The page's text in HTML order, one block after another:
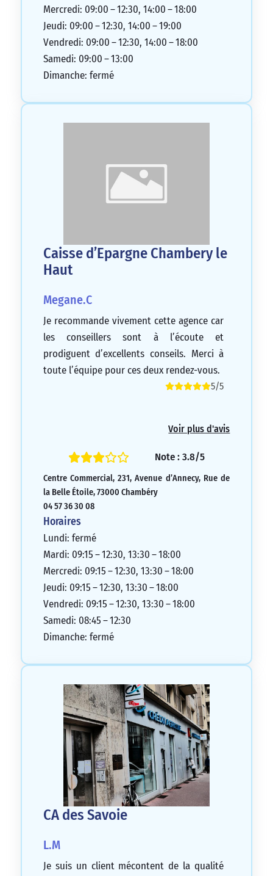
Mercredi: 09:00 – 12:30, 14:00 – 18:00
Jeudi: 09:00 – 12:30, 14:00 – 19:00
Vendredi: 09:00 – 12:30, 14:00 – 18:00
Samedi: 09:00 – 13:00
Dimanche: fermé
Caisse d’Epargne Chambery le
Haut
Megane.C
Je recommande vivement cette agence car
les conseillers sont à l’écoute et
prodiguent d’excellents conseils. Merci à
toute l’équipe pour ces deux rendez-vous.
5/5
Voir plus d'avis
Note : 3.8/5
Centre Commercial, 231, Avenue d’Annecy, Rue de
la Belle Étoile, 73000 Chambéry
04 57 36 30 08
Horaires
Lundi: fermé
Mardi: 09:15 – 12:30, 13:30 – 18:00
Mercredi: 09:15 – 12:30, 13:30 – 18:00
Jeudi: 09:15 – 12:30, 13:30 – 18:00
Vendredi: 09:15 – 12:30, 13:30 – 18:00
Samedi: 08:45 – 12:30
Dimanche: fermé
CA des Savoie
L.M
Je suis un client mécontent de la qualité